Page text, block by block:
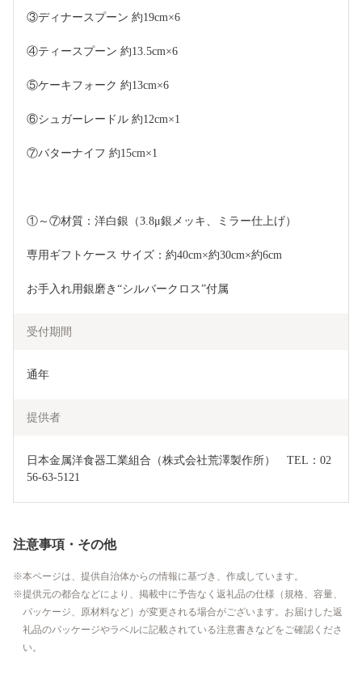
③ディナースプーン 約19cm×6
④ティースプーン 約13.5cm×6
⑤ケーキフォーク 約13cm×6
⑥シュガーレードル 約12cm×1
⑦バターナイフ 約15cm×1
①～⑦材質：洋白銀（3.8μ銀メッキ、ミラー仕上げ）
専用ギフトケース サイズ：約40cm×約30cm×約6cm
お手入れ用銀磨き“シルバークロス”付属
受付期間
通年
提供者
日本金属洋食器工業組合（株式会社荒澤製作所）　TEL：02
56-63-5121
注意事項・その他
本ページは、提供自治体からの情報に基づき、作成しています。
提供元の都合などにより、掲載中に予告なく返礼品の仕様（規格、容量、
パッケージ、原材料など）が変更される場合がございます。お届けした返
礼品のパッケージやラベルに記載されている注意書きなどをご確認くださ
い。